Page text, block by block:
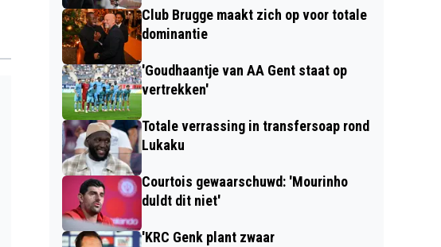
Club Brugge maakt zich op voor totale
dominantie
'Goudhaantje van AA Gent staat op
vertrekken'
Totale verrassing in transfersoap rond
Lukaku
Courtois gewaarschuwd: 'Mourinho
duldt dit niet'
'KRC Genk plant zwaar